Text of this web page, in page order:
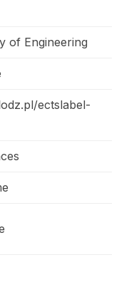
of Engineering
ectslabel-